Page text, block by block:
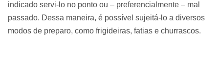
indicado servi-lo no ponto ou – preferencialmente – mal
passado. Dessa maneira, é possível sujeitá-lo a diversos
modos de preparo, como frigideiras, fatias e churrascos.